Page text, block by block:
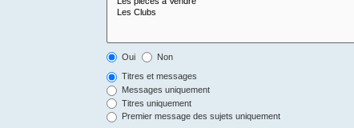
Oui Non
Titres et messages
Messages uniquement
Titres uniquement
Premier message des sujets uniquement